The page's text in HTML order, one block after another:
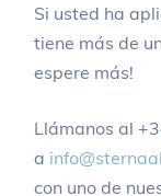
Si usted ha
tiene más de
espere más!
Llámanos al
a
con uno de